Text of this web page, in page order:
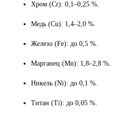
Хром (Cr): 0,1–0,25 %.
Медь (Cu): 1,4–2,0 %.
Железо (Fe): до 0,5 %.
Марганец (Mn): 1,8–2,8 %.
Никель (Ni): до 0,1 %.
Титан (Ti): до 0,05 %.